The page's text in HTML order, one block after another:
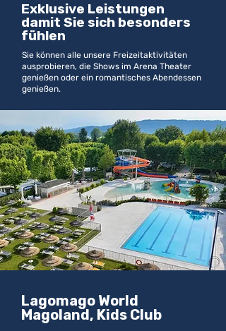
Exklusive Leistungen
damit Sie sich besonders
fühlen
Sie können alle unsere Freizeitaktivitäten
ausprobieren, die Shows im Arena Theater
genießen oder ein romantisches Abendessen
genießen.
Lagomago World
Magoland, Kids Club